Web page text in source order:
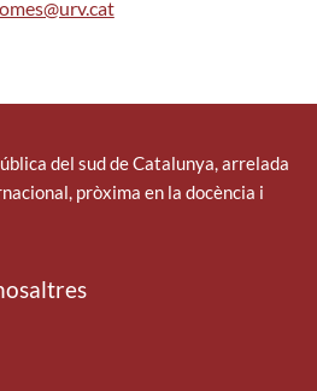
del sud de Catalunya, arrelada
pròxima en la docència i